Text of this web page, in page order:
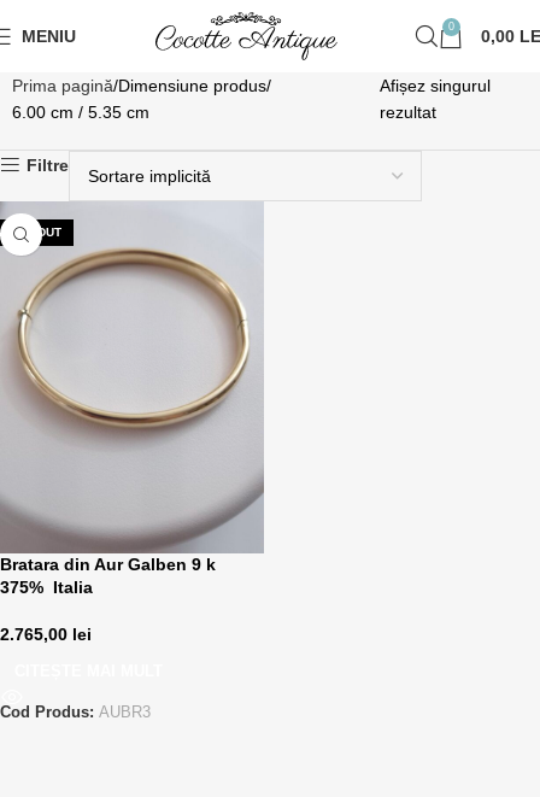
MENIU 0 0,00
Prima pagină Dimensiune produs
6.00 cm / 5.35 cm
Afișez singurul
rezultat
Filtre
VÂNDUT
Bratara din Aur Galben 9 k
375% Italia
2.765,00 lei
Cod Produs: AUBR3